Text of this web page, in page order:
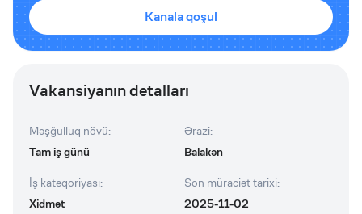
Kanala qoşul
Vakansiyanın detalları
Məşğulluq növü:
Tam iş günü
Ərazi:
Balakən
İş kateqoriyası:
Xidmət
Son müraciət tarixi:
2025-11-02